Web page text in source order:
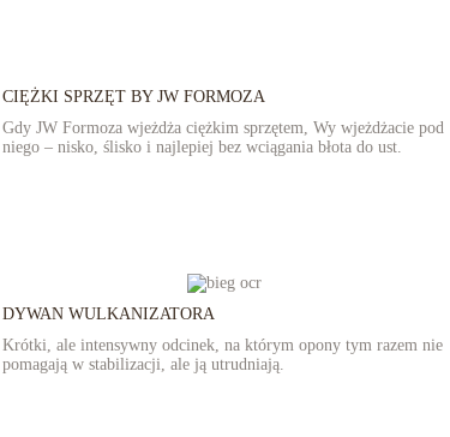
CIĘŻKI SPRZĘT BY JW FORMOZA
Gdy JW Formoza wjeżdża ciężkim sprzętem, Wy wjeżdżacie pod
niego – nisko, ślisko i najlepiej bez wciągania błota do ust.
DYWAN WULKANIZATORA
Krótki, ale intensywny odcinek, na którym opony tym razem nie
pomagają w stabilizacji, ale ją utrudniają.